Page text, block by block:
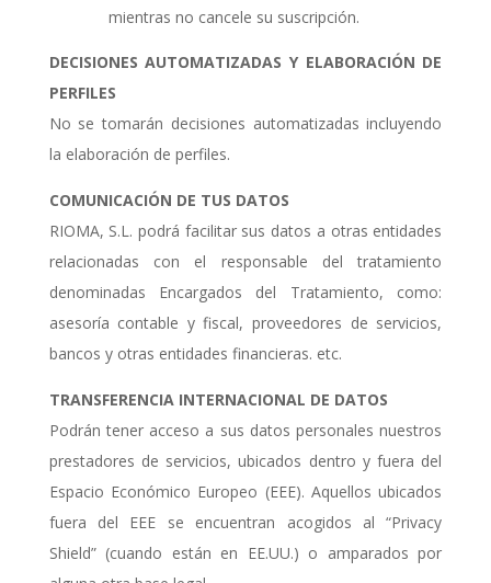
mientras no cancele su suscripción.
DECISIONES AUTOMATIZADAS Y ELABORACIÓN DE
PERFILES
No se tomarán decisiones automatizadas incluyendo
la elaboración de perfiles.
COMUNICACIÓN DE TUS DATOS
RIOMA, S.L. podrá facilitar sus datos a otras entidades
relacionadas con el responsable del tratamiento
denominadas Encargados del Tratamiento, como:
asesoría contable y fiscal, proveedores de servicios,
bancos y otras entidades financieras. etc.
TRANSFERENCIA INTERNACIONAL DE DATOS
Podrán tener acceso a sus datos personales nuestros
prestadores de servicios, ubicados dentro y fuera del
Espacio Económico Europeo (EEE). Aquellos ubicados
fuera del EEE se encuentran acogidos al “Privacy
Shield” (cuando están en EE.UU.) o amparados por